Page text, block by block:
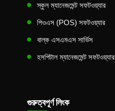
স্কুল ম্যানেজমেন্ট সফটওয়্যার
পিওএস (POS) সফটওয়্যার
বাল্ক এসএমএস সার্ভিস
হসপিটাল ম্যানেজমেন্ট সফটওয়্যার
গুরুত্বপূর্ণ লিংক